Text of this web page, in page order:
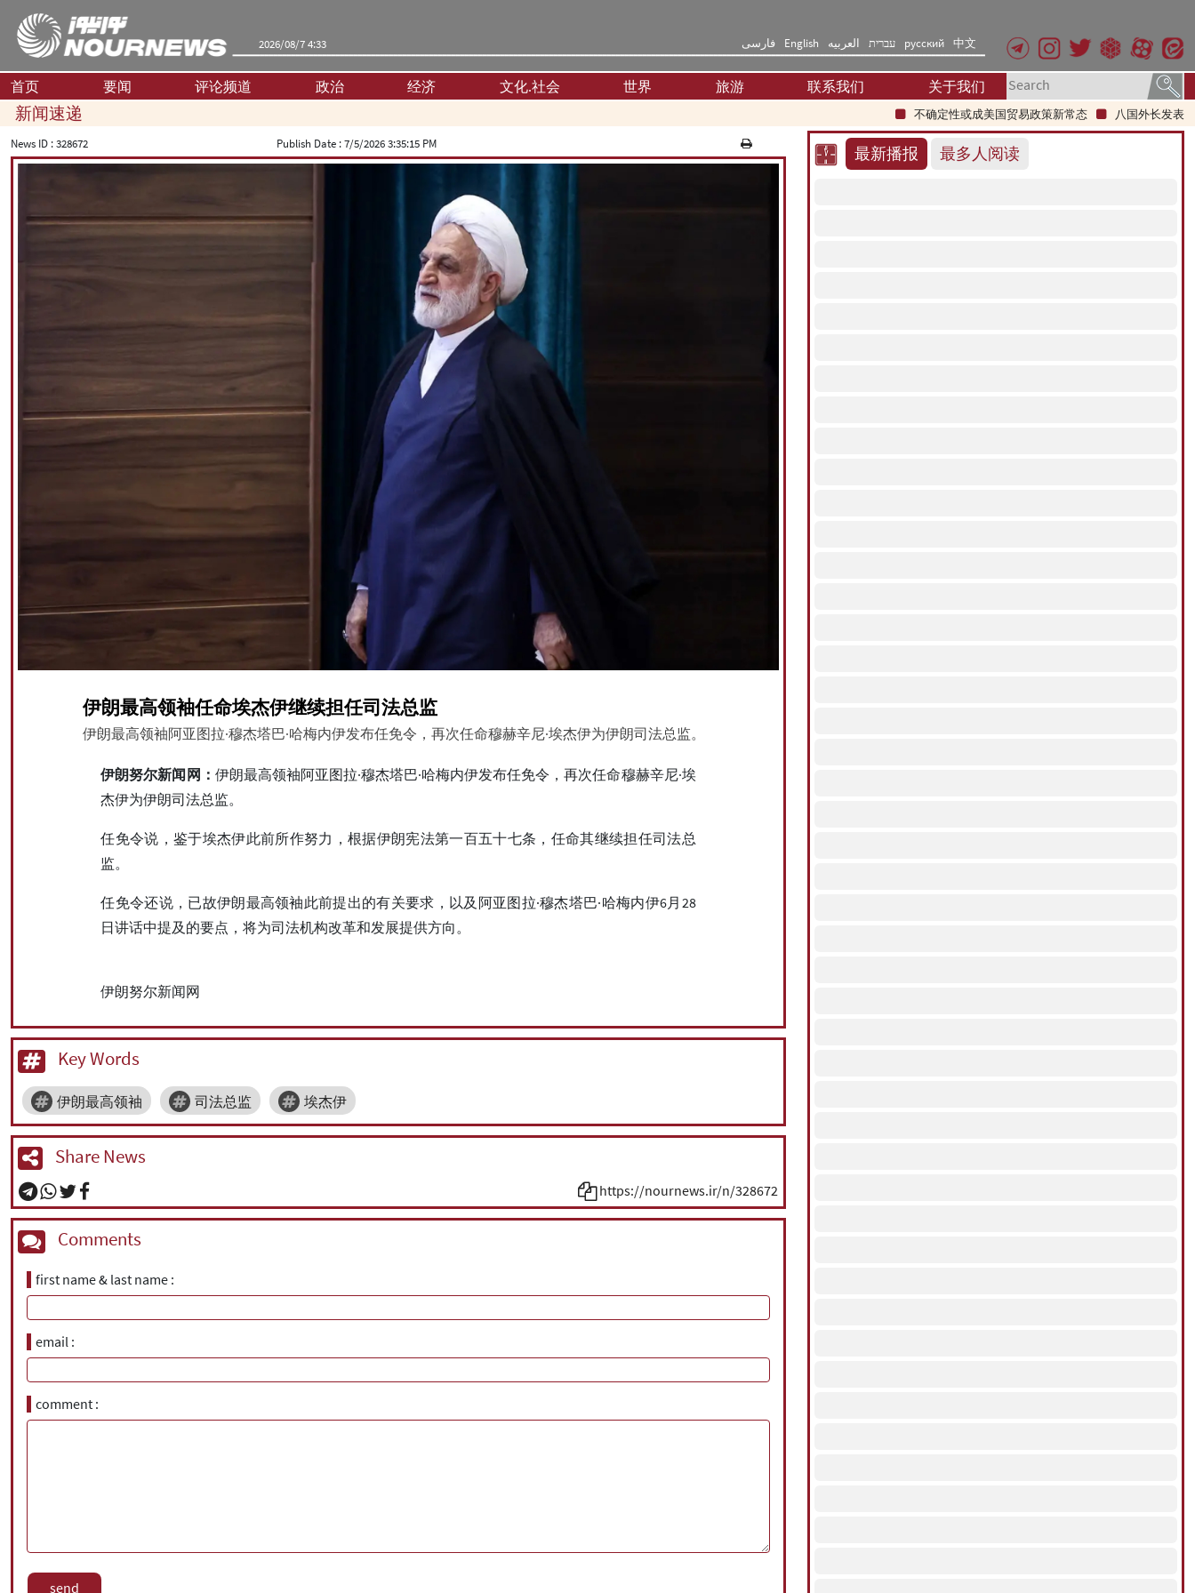
2026/08/7 4:33 فارسی English العربیه עברית русский 中文
首页 要闻 评论频道 政治 经济 文化.社会 世界 旅游 联系我们 关于我们
新闻速递 不确定性或成美国贸易政策新常态
八国外长发表联合
News ID :328672 Publish Date :7/5/2026 3:35:15 PM
伊朗最高领袖任命埃杰伊继续担任司法总监
伊朗最高领袖阿亚图拉·穆杰塔巴·哈梅内伊发布任免令，再次任命穆赫辛尼·埃杰伊为伊朗司法总监。
伊朗努尔新闻网： 伊朗最高领袖阿亚图拉·穆杰塔巴·哈梅内伊发布任免令，再次任命穆赫辛尼·埃
杰伊为伊朗司法总监。
任免令说，鉴于埃杰伊此前所作努力，根据伊朗宪法第一百五十七条，任命其继续担任司法总
监。
任免令还说，已故伊朗最高领袖此前提出的有关要求，以及阿亚图拉·穆杰塔巴·哈梅内伊6月28
日讲话中提及的要点，将为司法机构改革和发展提供方向。
伊朗努尔新闻网
Key Words
伊朗最高领袖 司法总监 埃杰伊
Share News
https://nournews.ir/n/328672
Comments
first name & last name
email
comment
最新播报 最多人阅读